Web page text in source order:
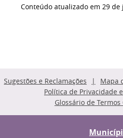
Conteúdo atualizado em 29 de
Sugestões e Reclamações Mapa
Política de Privacidade
Glossário de Termos